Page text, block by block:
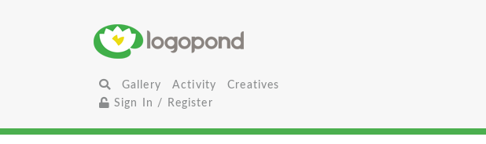
Gallery Activity
Creatives
Sign In / Register